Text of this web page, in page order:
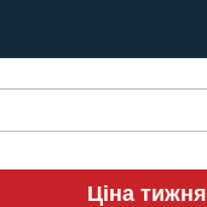
Ціна тижня